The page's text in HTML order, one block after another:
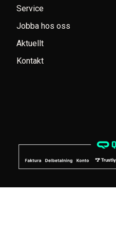
Service
Jobba hos oss
Aktuellt
Kontakt